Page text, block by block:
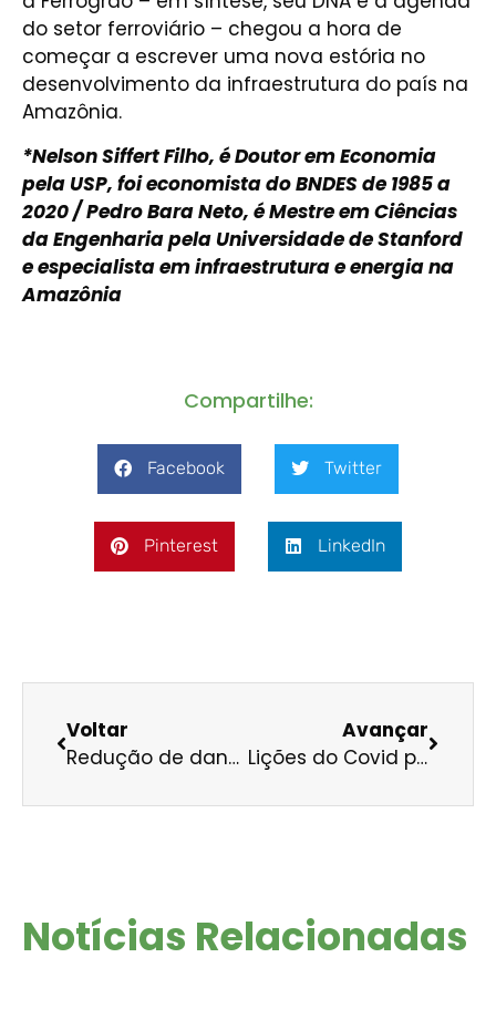
do setor ferroviário – chegou a hora de
começar a escrever uma nova estória no
desenvolvimento da infraestrutura do país na
Amazônia.
*Nelson Siffert Filho, é Doutor em Economia
pela USP, foi economista do BNDES de 1985 a
2020 /Pedro Bara Neto, é Mestre em Ciências
da Engenharia pela Universidade de Stanford
e especialista em infraestrutura e energia na
Amazônia
Compartilhe:
Facebook Twitter
Pinterest LinkedIn
Voltar
Redução de danos e do preço a pagar
Avançar
Lições do Covid para tornar a nossa economia mais resiliente
Notícias Relacionadas